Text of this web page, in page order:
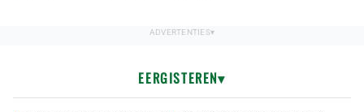
EERGISTEREN